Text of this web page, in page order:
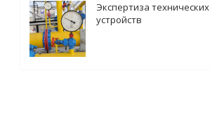
Экспертиза технических
устройств